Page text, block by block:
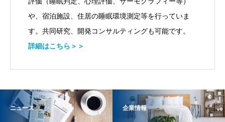
や、宿泊施設、住居の睡眠環境測定等を行っていま
す。共同研究、開発コンサルティングも可能です。
詳細はこちら＞＞
ニュース 企業情報